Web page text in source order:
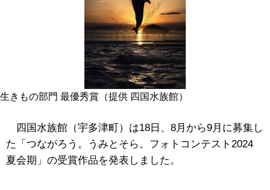
生きもの部門 最優秀賞（提供 四国水族館）
四国水族館（宇多津町）は18日、8月から9月に募集し
た「つながろう。うみとそら。フォトコンテスト2024
夏会期」の受賞作品を発表しました。